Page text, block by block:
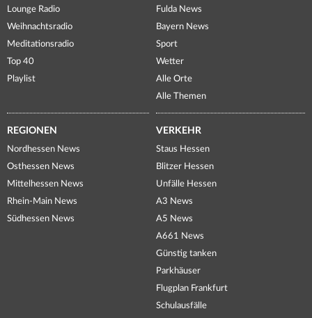
Lounge Radio
Weihnachtsradio
Meditationsradio
Top 40
Playlist
Fulda News
Bayern News
Sport
Wetter
Alle Orte
Alle Themen
REGIONEN
Nordhessen News
Osthessen News
Mittelhessen News
Rhein-Main News
Südhessen News
VERKEHR
Staus Hessen
Blitzer Hessen
Unfälle Hessen
A3 News
A5 News
A661 News
Günstig tanken
Parkhäuser
Flugplan Frankfurt
Schulausfälle